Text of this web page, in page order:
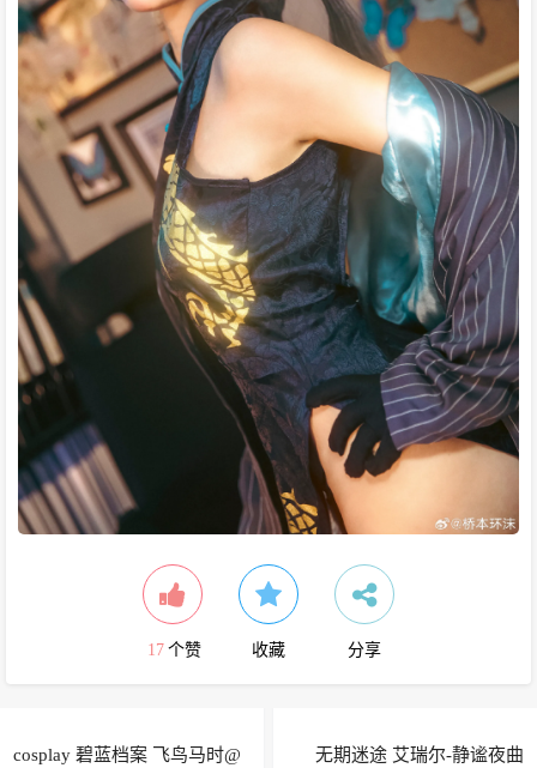
17 个赞 收藏 分享
cosplay 碧蓝档案 飞鸟马时@ 无期迷途 艾瑞尔-静谧夜曲